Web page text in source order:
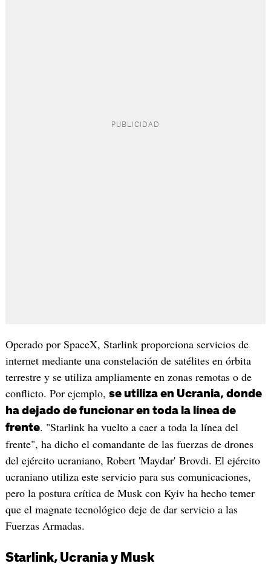
Operado por SpaceX, Starlink proporciona servicios de
internet mediante una constelación de satélites en órbita
terrestre y se utiliza ampliamente en zonas remotas o de
conflicto. Por ejemplo, se utiliza en Ucrania, donde
ha dejado de funcionar en toda la línea de
frente. "Starlink ha vuelto a caer a toda la línea del
frente", ha dicho el comandante de las fuerzas de drones
del ejército ucraniano, Robert 'Maydar' Brovdi. El ejército
ucraniano utiliza este servicio para sus comunicaciones,
pero la postura crítica de Musk con Kyiv ha hecho temer
que el magnate tecnológico deje de dar servicio a las
Fuerzas Armadas.
Starlink, Ucrania y Musk